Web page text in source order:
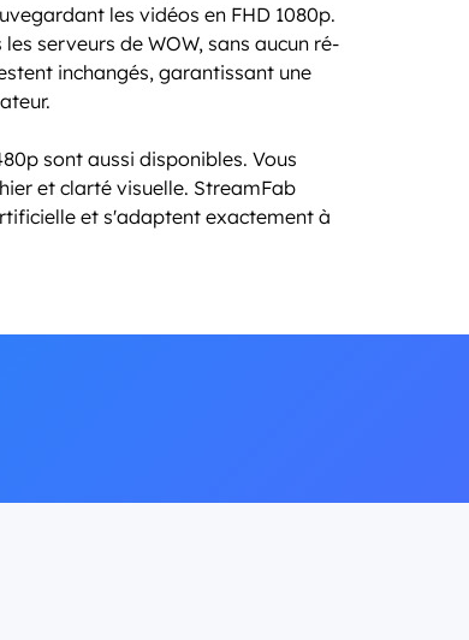
les vidéos en FHD 1080p.
serveurs de WOW, sans aucun ré-
inchangés, garantissant une
sont aussi disponibles. Vous
et clarté visuelle. StreamFab
et s'adaptent exactement à